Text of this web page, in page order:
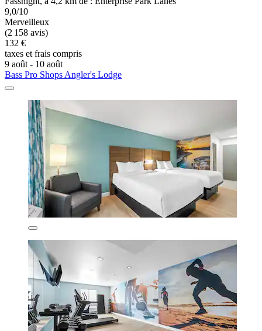
9,0/10
Merveilleux
(2 158 avis)
132 €
taxes et frais compris
9 août - 10 août
Bass Pro Shops Angler's Lodge